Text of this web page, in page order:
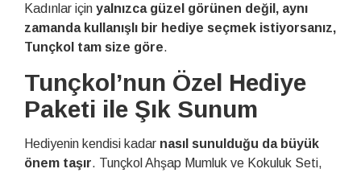
Kadınlar için yalnızca güzel görünen değil, aynı
zamanda kullanışlı bir hediye seçmek istiyorsanız,
Tunçkol tam size göre.
Tunçkol’nun Özel Hediye
Paketi ile Şık Sunum
Hediyenin kendisi kadar nasıl sunulduğu da büyük
önem taşır. Tunçkol Ahşap Mumluk ve Kokuluk Seti,